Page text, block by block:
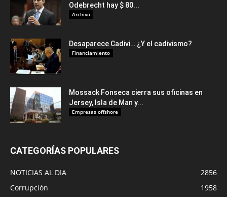
Odebrecht hay $ 80...
Archivo
Desaparece Cadivi… ¿Y el cadivismo?
Financiamiento
Mossack Fonseca cierra sus oficinas en
Jersey, Isla de Man y...
Empresas offshore
CATEGORÍAS POPULARES
NOTICIAS AL DIA
2856
Corrupción
1958